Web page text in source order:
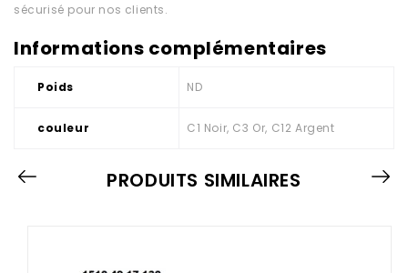
sécurisé pour nos clients.
Informations complémentaires
Poids ND
couleur C1 Noir, C3 Or, C12 Argent
PRODUITS SIMILAIRES